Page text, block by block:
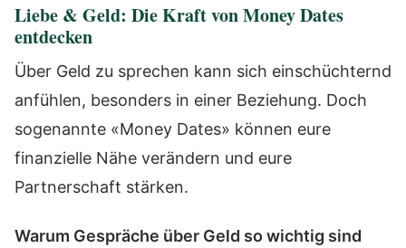
Liebe & Geld: Die Kraft von Money Dates
entdecken
Über Geld zu sprechen kann sich einschüchternd
anfühlen, besonders in einer Beziehung. Doch
sogenannte «Money Dates» können eure
finanzielle Nähe verändern und eure
Partnerschaft stärken.
Warum Gespräche über Geld so wichtig sind